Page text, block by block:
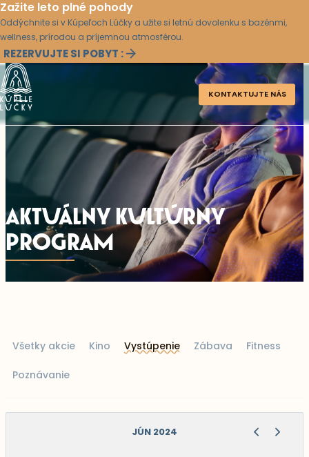
Zažite leto plné pohody
Oddýchnite si v Kúpeľoch Lúčky a užite si letnú dovolenku s bazénmi,
wellness, prírodou a príjemnou atmosférou.
REZERVUJTE SI POBYT :
KONTAKTUJTE NÁS
AKTUÁLNY KULTÚRNY
PROGRAM
Všetky akcie Kino Vystúpenie Zábava Fitness
Poznávanie
JÚN 2024